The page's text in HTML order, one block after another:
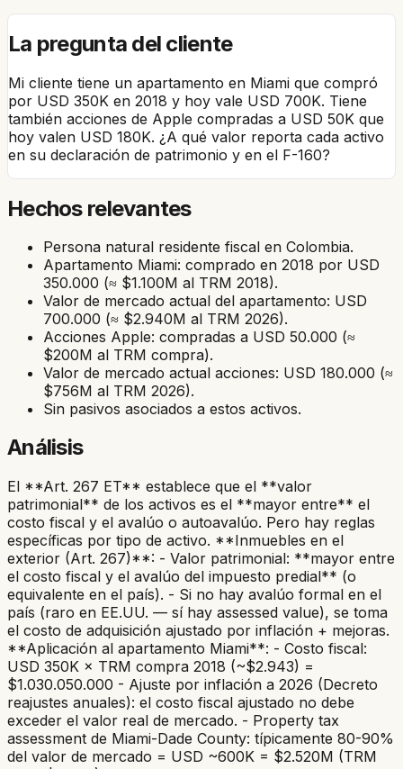
La pregunta del cliente
Mi cliente tiene un apartamento en Miami que compró
por USD 350K en 2018 y hoy vale USD 700K. Tiene
también acciones de Apple compradas a USD 50K que
hoy valen USD 180K. ¿A qué valor reporta cada activo
en su declaración de patrimonio y en el F-160?
Hechos relevantes
Persona natural residente fiscal en Colombia.
Apartamento Miami: comprado en 2018 por USD
350.000 (≈ $1.100M al TRM 2018).
Valor de mercado actual del apartamento: USD
700.000 (≈ $2.940M al TRM 2026).
Acciones Apple: compradas a USD 50.000 (≈
$200M al TRM compra).
Valor de mercado actual acciones: USD 180.000 (≈
$756M al TRM 2026).
Sin pasivos asociados a estos activos.
Análisis
El **Art. 267 ET** establece que el **valor
patrimonial** de los activos es el **mayor entre** el
costo fiscal y el avalúo o autoavalúo. Pero hay reglas
específicas por tipo de activo. **Inmuebles en el
exterior (Art. 267)**: - Valor patrimonial: **mayor entre
el costo fiscal y el avalúo del impuesto predial** (o
equivalente en el país). - Si no hay avalúo formal en el
país (raro en EE.UU. — sí hay assessed value), se toma
el costo de adquisición ajustado por inflación + mejoras.
**Aplicación al apartamento Miami**: - Costo fiscal:
USD 350K × TRM compra 2018 (~$2.943) =
$1.030.050.000 - Ajuste por inflación a 2026 (Decreto
reajustes anuales): el costo fiscal ajustado no debe
exceder el valor real de mercado. - Property tax
assessment de Miami-Dade County: típicamente 80-90%
del valor de mercado = USD ~600K = $2.520M (TRM